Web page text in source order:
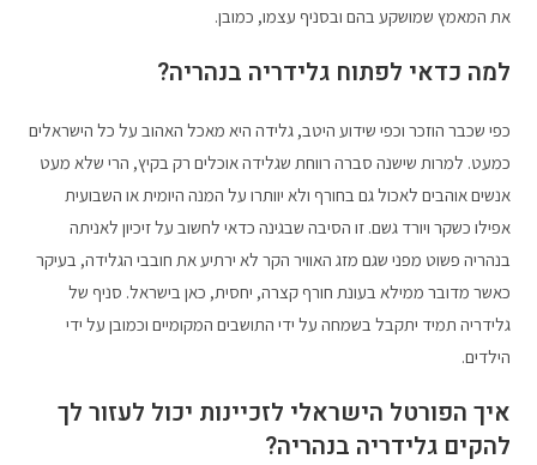
את המאמץ שמושקע בהם ובסניף עצמו, כמובן.
למה כדאי לפתוח גלידריה בנהריה?
כפי שכבר הוזכר וכפי שידוע היטב, גלידה היא מאכל האהוב על כל הישראלים
כמעט. למרות שישנה סברה רווחת שגלידה אוכלים רק בקיץ, הרי שלא מעט
אנשים אוהבים לאכול גם בחורף ולא יוותרו על המנה היומית או השבועית
אפילו כשקר ויורד גשם. זו הסיבה שבגינה כדאי לחשוב על זיכיון לאניתה
בנהריה פשוט מפני שגם מזג האוויר הקר לא ירתיע את חובבי הגלידה, בעיקר
כאשר מדובר ממילא בעונת חורף קצרה, יחסית, כאן בישראל. סניף של
גלידריה תמיד יתקבל בשמחה על ידי התושבים המקומיים וכמובן על ידי
הילדים.
איך הפורטל הישראלי לזכיינות יכול לעזור לך
להקים גלידריה בנהריה?